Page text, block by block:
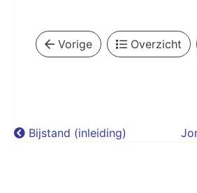
Vorige Overzicht
Bijstand (inleiding)